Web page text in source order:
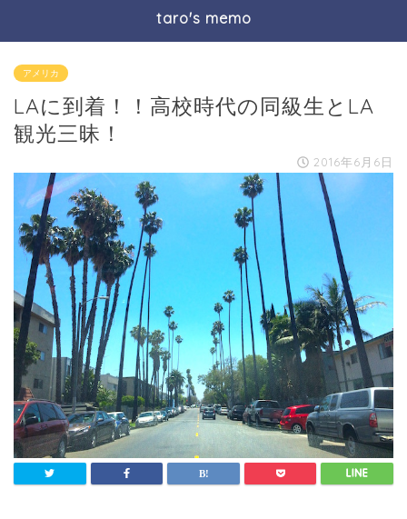
taro's memo
アメリカ
LAに到着！！高校時代の同級生とLA
観光三昧！
2016年6月6日